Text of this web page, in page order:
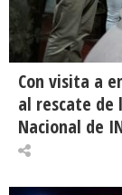
Con visita a
al rescate de
Nacional de